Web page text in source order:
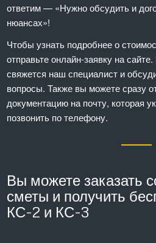
ответим — «Нужно обсудить и
нюансах»!
Чтобы узнать подробнее о
отправьте онлайн-заявку на
свяжется наш специалист и
вопросы. Также вы можете сразу
документацию на почту, которая
позвонить по телефону.
Вы можете заказать
сметы и получить
КС-2 и КС-3